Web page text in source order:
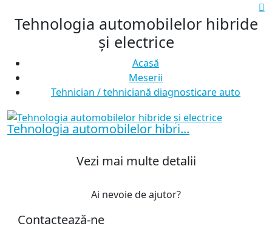
Tehnologia automobilelor hibride
și electrice
Acasă
Meserii
Tehnician / tehniciană diagnosticare auto
Tehnologia automobilelor hibri...
Vezi mai multe detalii
Ai nevoie de ajutor?
Contactează-ne